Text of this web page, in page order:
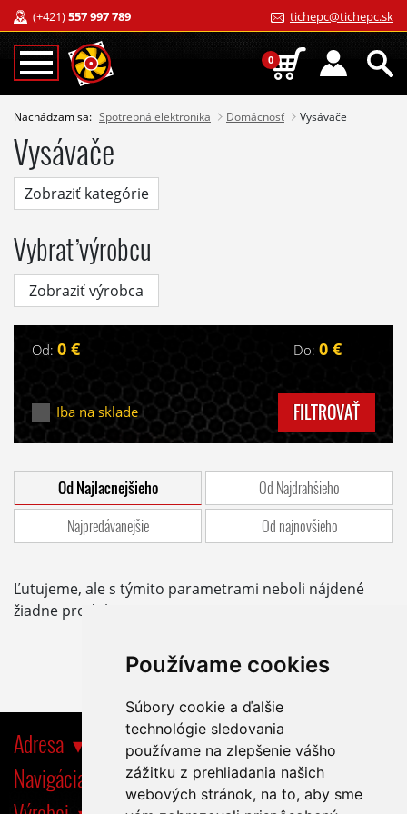
Používame cookies
Súbory cookie a ďalšie
technológie sledovania
používame na zlepšenie vášho
zážitku z prehliadania našich
webových stránok, na to, aby sme
(+421)557 997 789 tichepc@tichepc.sk
0
Nachádzam sa: Spotrebná elektronika Domácnosť Vysávače
Vysávače
Zobraziť kategórie
Vybrať výrobcu
Zobraziť výrobca
Od: 0 € Do: 0 €
Iba na sklade FILTROVAŤ
Od Najlacnejšieho
Od Najdrahšieho
Najpredávanejšie
Od najnovšieho
Ľutujeme, ale s týmito parametrami neboli nájdené
žiadne produkty.
Adresa
Navigácia